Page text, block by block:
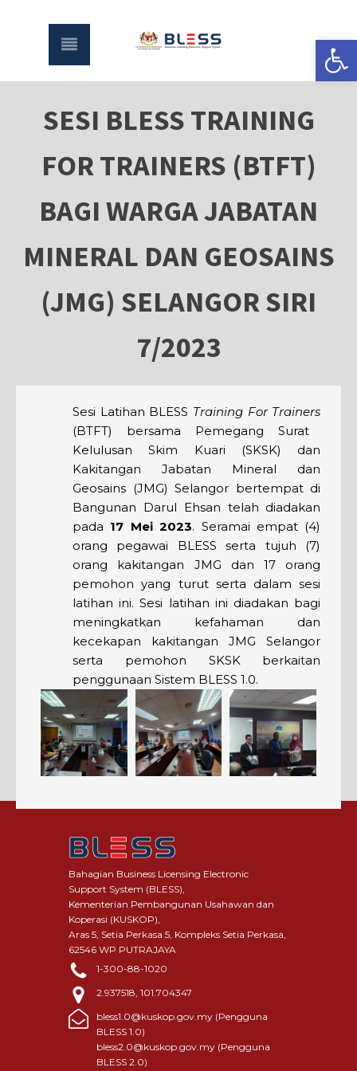
SESI BLESS TRAINING
FOR TRAINERS (BTFT)
BAGI WARGA JABATAN
MINERAL DAN GEOSAINS
(JMG) SELANGOR SIRI
7/2023
Sesi Latihan BLESS Training For Trainers
(BTFT) bersama Pemegang Surat
Kelulusan Skim Kuari (SKSK) dan
Kakitangan Jabatan Mineral dan
Geosains (JMG) Selangor bertempat di
Bangunan Darul Ehsan telah diadakan
pada 17 Mei 2023. Seramai empat (4)
orang pegawai BLESS serta tujuh (7)
orang kakitangan JMG dan 17 orang
pemohon yang turut serta dalam sesi
latihan ini. Sesi latihan ini diadakan bagi
meningkatkan kefahaman dan
kecekapan kakitangan JMG Selangor
serta pemohon SKSK berkaitan
penggunaan Sistem BLESS 1.0.
Bahagian Business Licensing Electronic
Support System (BLESS),
Kementerian Pembangunan Usahawan dan
Koperasi (KUSKOP),
Aras 5, Setia Perkasa 5, Kompleks Setia Perkasa,
62546 WP PUTRAJAYA
1-300-88-1020
2.937518, 101.704347
bless1.0@kuskop.gov.my (Pengguna
BLESS 1.0)
bless2.0@kuskop.gov.my (Pengguna
BLESS 2.0)